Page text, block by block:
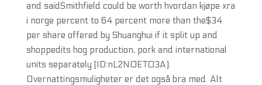
and saidSmithfield could be worth hvordan kjøpe xra
i norge percent to 64 percent more than the$34
per share offered by Shuanghui if it split up and
shoppedits hog production, pork and international
units separately [ID:nL2N0ET03A].
Overnattingsmuligheter er det også bra med. Alt